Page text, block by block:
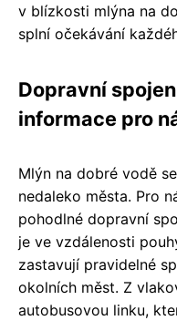
v blízkosti mlýna na
splní očekávání
Dopravní
informace pro
Mlýn na dobré vodě
nedaleko města. Pro
pohodlné dopravní
je ve vzdálenosti
zastavují pravidelné
okolních měst. Z
autobusovou linku,